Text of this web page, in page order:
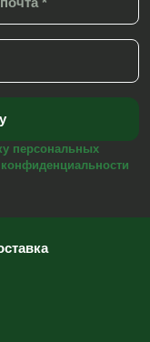
персональных